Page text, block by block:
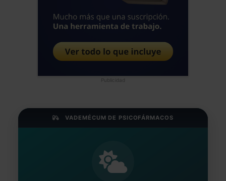
Publicidad
VADEMÉCUM DE PSICOFÁRMACOS